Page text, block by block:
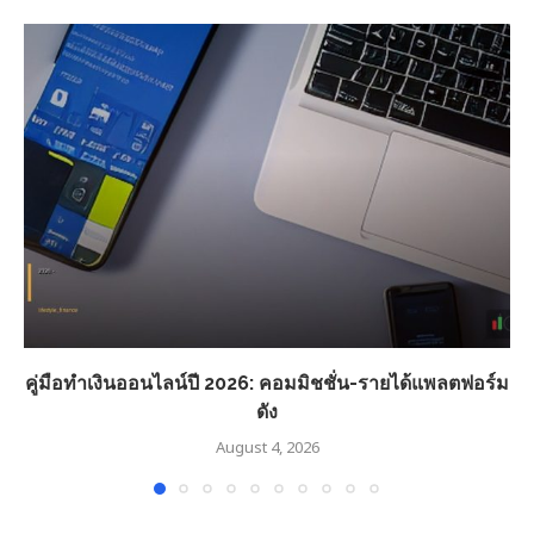
คู่มือทำเงินออนไลน์ปี 2026: คอมมิชชั่น-รายได้แพลตฟอร์ม
ดัง
August 4, 2026